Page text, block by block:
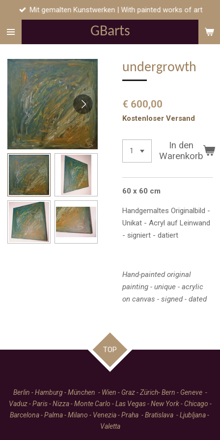
Zum
springen
GBarts
Mit gemalten Kunstwerken | With painted works of art
undergrowth
€ 600,00
Kostenloser Versand
In den
Warenkorb
60 x 60 cm
Handgemaltes Originalbild -
Unikat - Acryl auf Leinwand
- signiert - datiert
Hand-painted original
painting - unique - acrylic
on canvas - signed - dated
TOP
Berlin - Hamburg - München - Wien - Graz - Zürich- Bern - Geneve -
Vaduz - Paris - Nizza - Monte Carlo - Las Vegas - New York - Chicago -
Barcelona - Palma - Milano - Venezia - Praha - Bratislava - Ljubljana -
Valetta